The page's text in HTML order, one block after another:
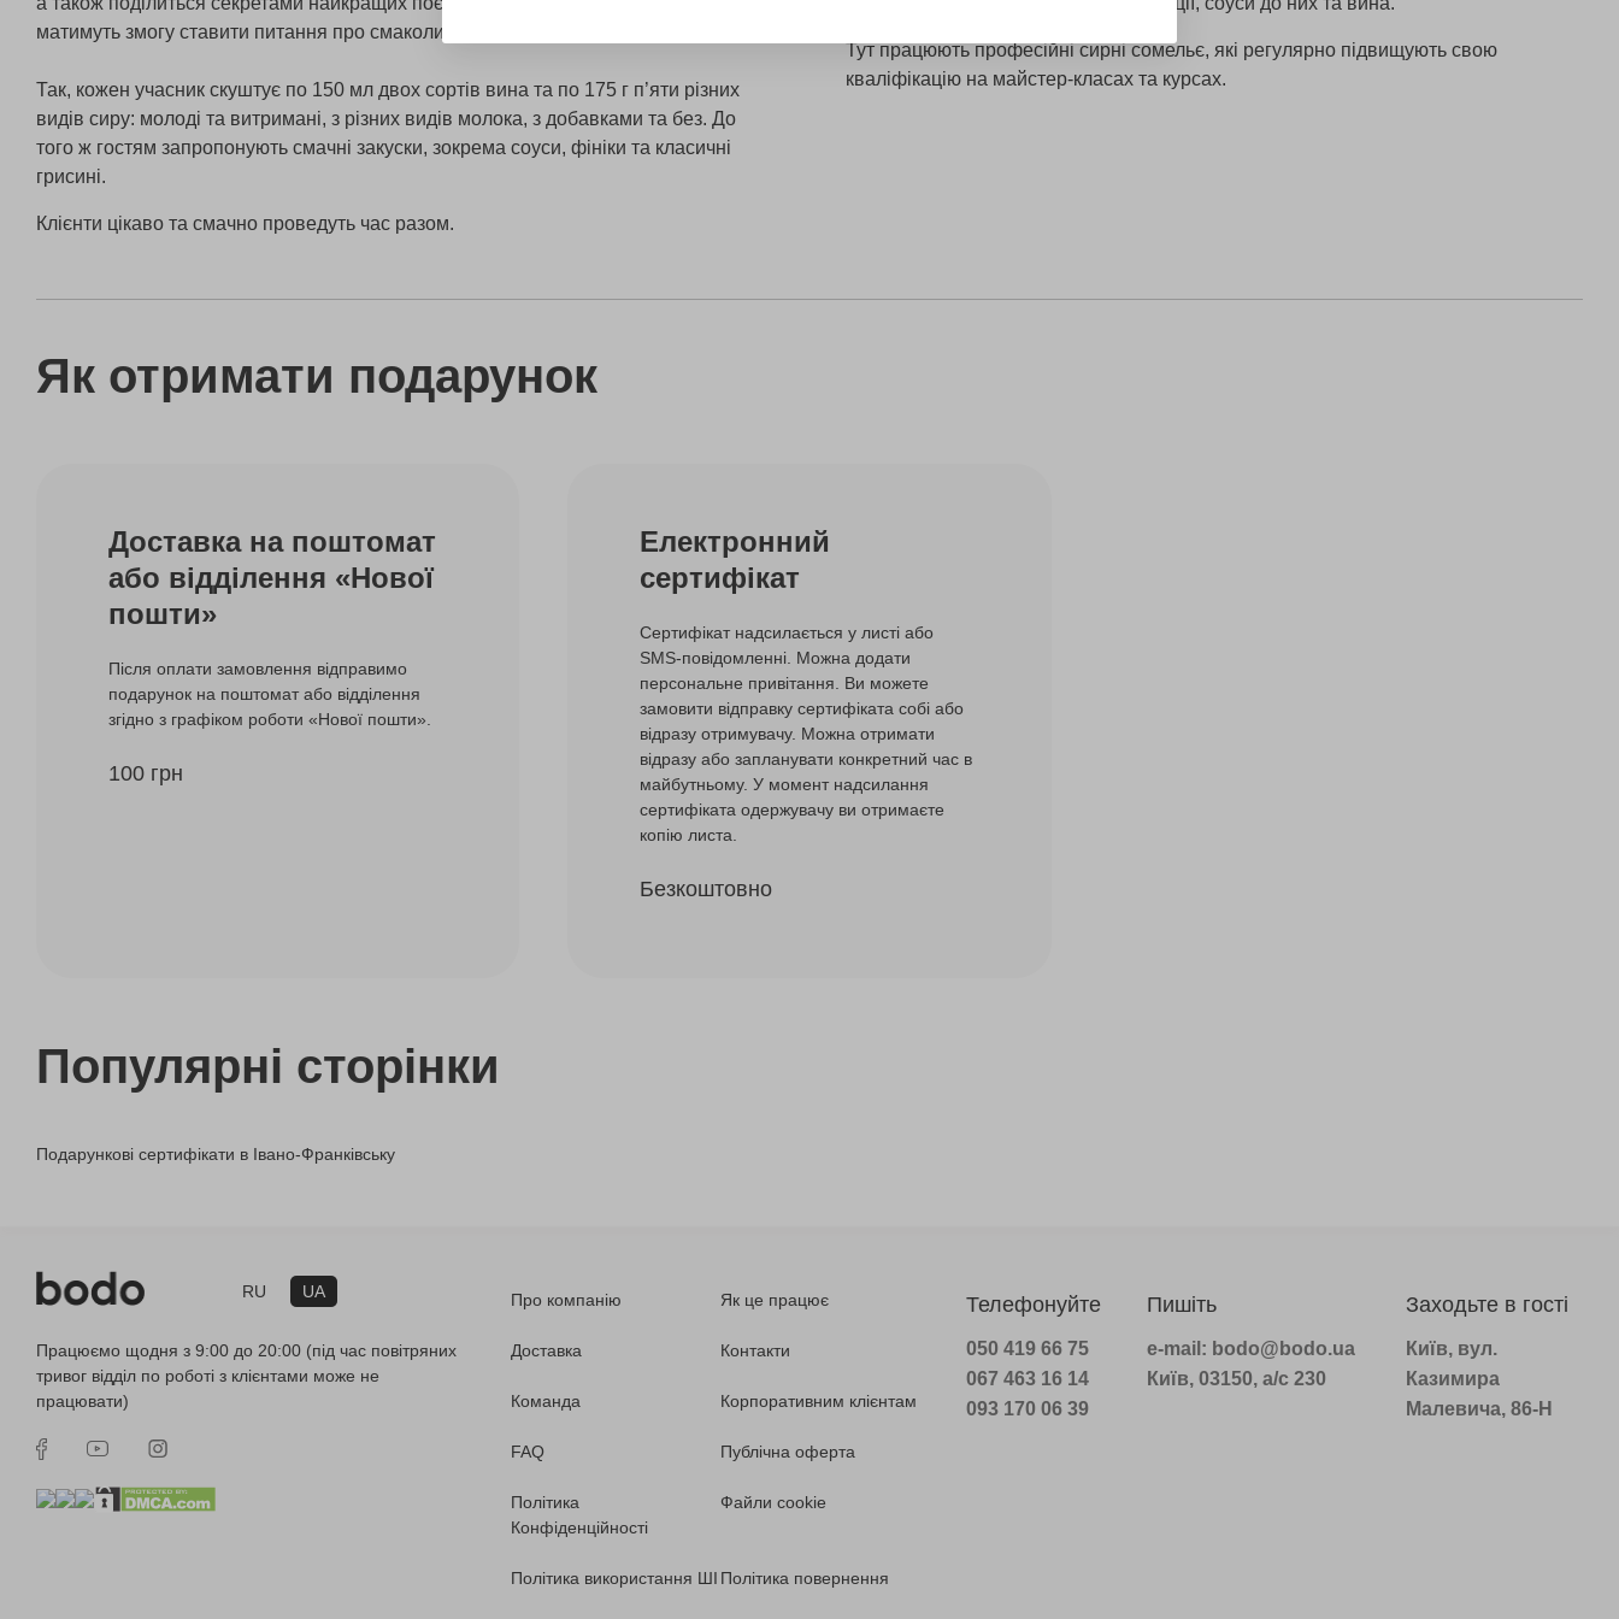
матимуть змогу ставити питання про смаколики.
Так, кожен учасник скуштує по 150 мл двох сортів вина та по 175 г п’яти різних
видів сиру: молоді та витримані, з різних видів молока, з добавками та без. До
того ж гостям запропонують смачні закуски, зокрема соуси, фініки та класичні
грисині.
Клієнти цікаво та смачно проведуть час разом.
Тут працюють професійні сирні сомельє, які регулярно підвищують свою
кваліфікацію на майстер-класах та курсах.
Як отримати подарунок
Доставка на поштомат
або відділення «Нової
пошти»
Після оплати замовлення відправимо
подарунок на поштомат або відділення
згідно з графіком роботи «Нової пошти».
100 грн
Електронний
сертифікат
Сертифікат надсилається у листі або
SMS-повідомленні. Можна додати
персональне привітання. Ви можете
замовити відправку сертифіката собі або
відразу отримувачу. Можна отримати
відразу або запланувати конкретний час в
майбутньому. У момент надсилання
сертифіката одержувачу ви отримаєте
копію листа.
Безкоштовно
Популярні сторінки
Подарункові сертифікати в Івано-Франківську
RU UA
Працюємо щодня з 9:00 до 20:00 (під час повітряних
тривог відділ по роботі з клієнтами може не
працювати)
Про компанію Як це працює
Доставка Контакти
Команда Корпоративним клієнтам
FAQ Публічна оферта
Політика
Конфіденційності
Файли cookie
Політика використання ШІ Політика повернення
Телефонуйте
050 419 66 75
067 463 16 14
093 170 06 39
Пишіть
e-mail: bodo@bodo.ua
Київ, 03150, а/с 230
Заходьте в гості
Київ, вул.
Казимира
Малевича, 86-Н